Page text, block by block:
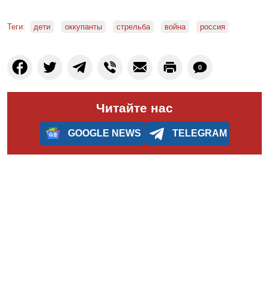
Теги: дети оккупанты стрельба война россия
0
Читайте нас
GOOGLE NEWS TELEGRAM